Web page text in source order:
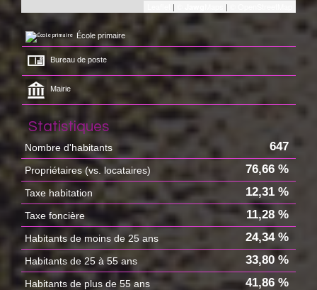
| |
École primaire
Bureau de poste
Mairie
Statistiques
Nombre d'habitants 647
Propriétaires (vs. locataires) 76,66 %
Taxe habitation 12,31 %
Taxe foncière 11,28 %
Habitants de moins de 25 ans 24,34 %
Habitants de 25 à 55 ans 33,80 %
Habitants de plus de 55 ans 41,86 %